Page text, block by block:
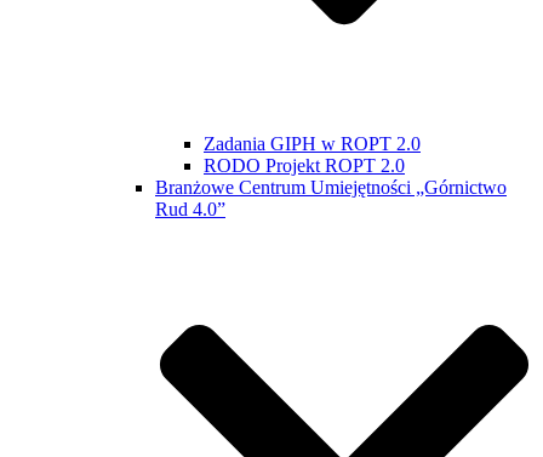
Zadania GIPH w ROPT 2.0
RODO Projekt ROPT 2.0
Branżowe Centrum Umiejętności „Górnictwo
Rud 4.0”